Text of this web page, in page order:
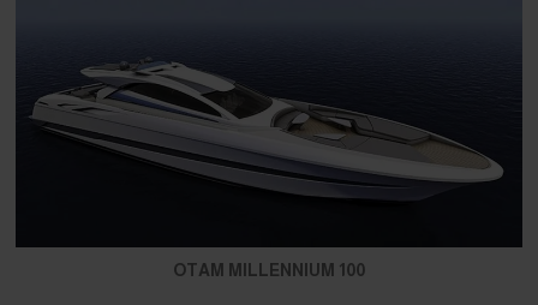
OTAM MILLENNIUM 100